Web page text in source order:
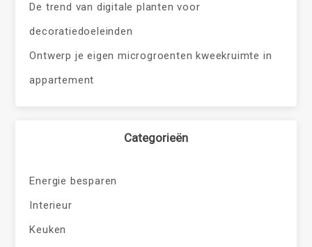
De trend van digitale planten voor
decoratiedoeleinden
Ontwerp je eigen microgroenten kweekruimte in
appartement
Categorieën
Energie besparen
Interieur
Keuken